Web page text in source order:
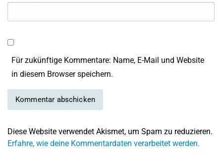
Für zukünftige Kommentare: Name, E-Mail und Website
in diesem Browser speichern.
Diese Website verwendet Akismet, um Spam zu reduzieren.
Erfahre, wie deine Kommentardaten verarbeitet werden.